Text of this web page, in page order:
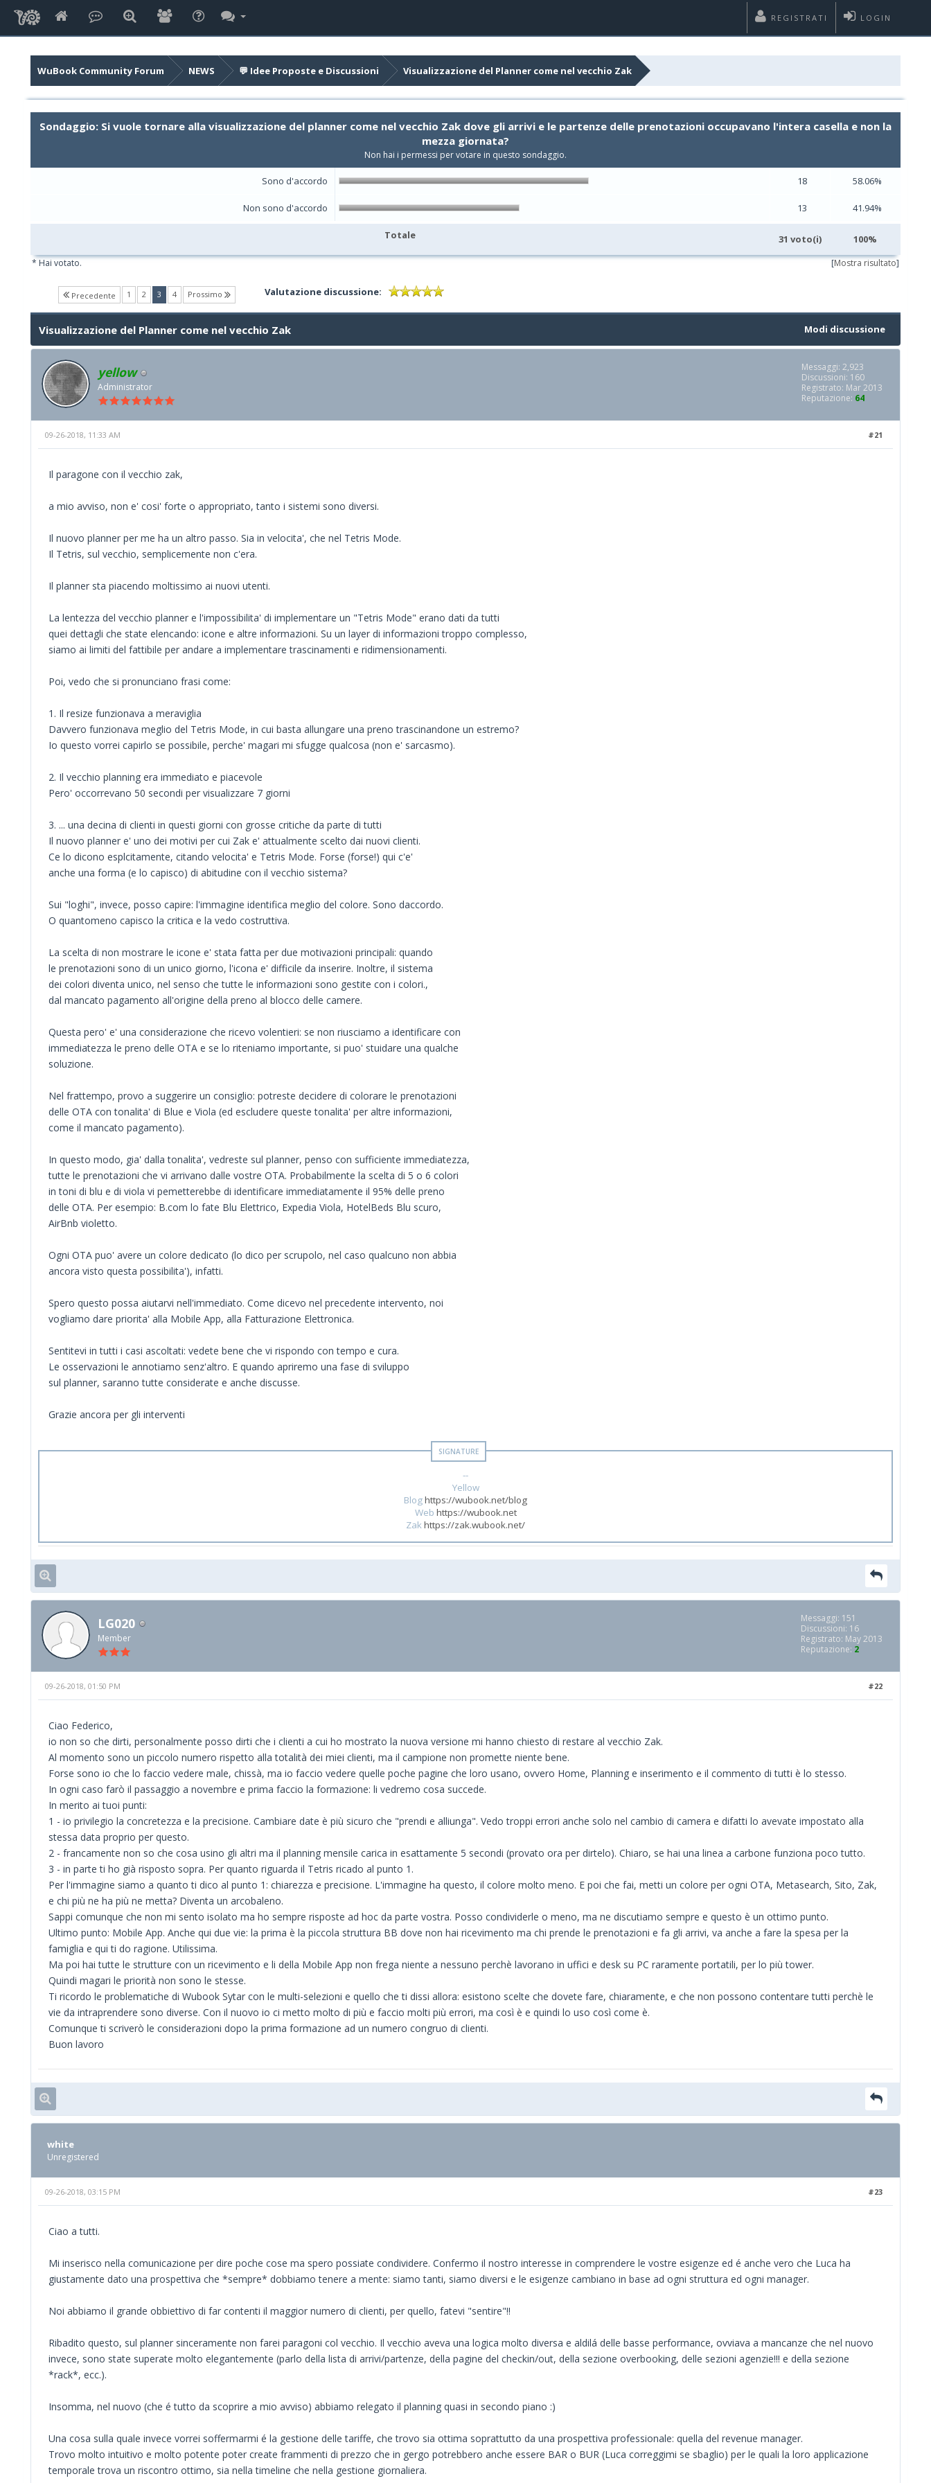
LOGIN
REGISTRATI
WuBook Community Forum NEWS 💬 Idee Proposte e Discussioni Visualizzazione del Planner come nel vecchio Zak
Sondaggio: Si vuole tornare alla visualizzazione del planner come nel vecchio Zak dove gli arrivi e le partenze delle prenotazioni occupavano l'intera casella e non la
mezza giornata?
Non hai i permessi per votare in questo sondaggio.
Sono d'accordo 18 58.06%
Non sono d'accordo 13 41.94%
Totale 31 voto(i) 100%
* Hai votato. [Mostra risultato]
Precedente 1 2 3(current)
4 Prossimo Valutazione discussione:
Modi discussione
Visualizzazione del Planner come nel vecchio Zak
yellow
Administrator
Messaggi: 2,923
Discussioni: 160
Registrato: Mar 2013
Reputazione: 64
#21
09-26-2018, 11:33 AM
Il paragone con il vecchio zak,
a mio avviso, non e' cosi' forte o appropriato, tanto i sistemi sono diversi.
Il nuovo planner per me ha un altro passo. Sia in velocita', che nel Tetris Mode.
Il Tetris, sul vecchio, semplicemente non c'era.
Il planner sta piacendo moltissimo ai nuovi utenti.
La lentezza del vecchio planner e l'impossibilita' di implementare un "Tetris Mode" erano dati da tutti
quei dettagli che state elencando: icone e altre informazioni. Su un layer di informazioni troppo complesso,
siamo ai limiti del fattibile per andare a implementare trascinamenti e ridimensionamenti.
Poi, vedo che si pronunciano frasi come:
1. Il resize funzionava a meraviglia
Davvero funzionava meglio del Tetris Mode, in cui basta allungare una preno trascinandone un estremo?
Io questo vorrei capirlo se possibile, perche' magari mi sfugge qualcosa (non e' sarcasmo).
2. Il vecchio planning era immediato e piacevole
Pero' occorrevano 50 secondi per visualizzare 7 giorni
3. ... una decina di clienti in questi giorni con grosse critiche da parte di tutti
Il nuovo planner e' uno dei motivi per cui Zak e' attualmente scelto dai nuovi clienti.
Ce lo dicono esplcitamente, citando velocita' e Tetris Mode. Forse (forse!) qui c'e'
anche una forma (e lo capisco) di abitudine con il vecchio sistema?
Sui "loghi", invece, posso capire: l'immagine identifica meglio del colore. Sono daccordo.
O quantomeno capisco la critica e la vedo costruttiva.
La scelta di non mostrare le icone e' stata fatta per due motivazioni principali: quando
le prenotazioni sono di un unico giorno, l'icona e' difficile da inserire. Inoltre, il sistema
dei colori diventa unico, nel senso che tutte le informazioni sono gestite con i colori.,
dal mancato pagamento all'origine della preno al blocco delle camere.
Questa pero' e' una considerazione che ricevo volentieri: se non riusciamo a identificare con
immediatezza le preno delle OTA e se lo riteniamo importante, si puo' stuidare una qualche
soluzione.
Nel frattempo, provo a suggerire un consiglio: potreste decidere di colorare le prenotazioni
delle OTA con tonalita' di Blue e Viola (ed escludere queste tonalita' per altre informazioni,
come il mancato pagamento).
In questo modo, gia' dalla tonalita', vedreste sul planner, penso con sufficiente immediatezza,
tutte le prenotazioni che vi arrivano dalle vostre OTA. Probabilmente la scelta di 5 o 6 colori
in toni di blu e di viola vi pemetterebbe di identificare immediatamente il 95% delle preno
delle OTA. Per esempio: B.com lo fate Blu Elettrico, Expedia Viola, HotelBeds Blu scuro,
AirBnb violetto.
Ogni OTA puo' avere un colore dedicato (lo dico per scrupolo, nel caso qualcuno non abbia
ancora visto questa possibilita'), infatti.
Spero questo possa aiutarvi nell'immediato. Come dicevo nel precedente intervento, noi
vogliamo dare priorita' alla Mobile App, alla Fatturazione Elettronica.
Sentitevi in tutti i casi ascoltati: vedete bene che vi rispondo con tempo e cura.
Le osservazioni le annotiamo senz'altro. E quando apriremo una fase di sviluppo
sul planner, saranno tutte considerate e anche discusse.
Grazie ancora per gli interventi
--
Yellow
Bloghttps://wubook.net/blog
Web https://wubook.net
Zakhttps://zak.wubook.net/
LG020
Member
Messaggi: 151
Discussioni: 16
Registrato: May 2013
Reputazione: 2
#22
09-26-2018, 01:50 PM
Ciao Federico,
io non so che dirti, personalmente posso dirti che i clienti a cui ho mostrato la nuova versione mi hanno chiesto di restare al vecchio Zak.
Al momento sono un piccolo numero rispetto alla totalità dei miei clienti, ma il campione non promette niente bene.
Forse sono io che lo faccio vedere male, chissà, ma io faccio vedere quelle poche pagine che loro usano, ovvero Home, Planning e inserimento e il commento di tutti è lo stesso.
In ogni caso farò il passaggio a novembre e prima faccio la formazione: li vedremo cosa succede.
In merito ai tuoi punti:
1 - io privilegio la concretezza e la precisione. Cambiare date è più sicuro che "prendi e alliunga". Vedo troppi errori anche solo nel cambio di camera e difatti lo avevate impostato alla
stessa data proprio per questo.
2 - francamente non so che cosa usino gli altri ma il planning mensile carica in esattamente 5 secondi (provato ora per dirtelo). Chiaro, se hai una linea a carbone funziona poco tutto.
3 - in parte ti ho già risposto sopra. Per quanto riguarda il Tetris ricado al punto 1.
Per l'immagine siamo a quanto ti dico al punto 1: chiarezza e precisione. L'immagine ha questo, il colore molto meno. E poi che fai, metti un colore per ogni OTA, Metasearch, Sito, Zak,
e chi più ne ha più ne metta? Diventa un arcobaleno.
Sappi comunque che non mi sento isolato ma ho sempre risposte ad hoc da parte vostra. Posso condividerle o meno, ma ne discutiamo sempre e questo è un ottimo punto.
Ultimo punto: Mobile App. Anche qui due vie: la prima è la piccola struttura BB dove non hai ricevimento ma chi prende le prenotazioni e fa gli arrivi, va anche a fare la spesa per la
famiglia e qui ti do ragione. Utilissima.
Ma poi hai tutte le strutture con un ricevimento e li della Mobile App non frega niente a nessuno perchè lavorano in uffici e desk su PC raramente portatili, per lo più tower.
Quindi magari le priorità non sono le stesse.
Ti ricordo le problematiche di Wubook Sytar con le multi-selezioni e quello che ti dissi allora: esistono scelte che dovete fare, chiaramente, e che non possono contentare tutti perchè le
vie da intraprendere sono diverse. Con il nuovo io ci metto molto di più e faccio molti più errori, ma così è e quindi lo uso così come è.
Comunque ti scriverò le considerazioni dopo la prima formazione ad un numero congruo di clienti.
Buon lavoro
white
Unregistered
#23
09-26-2018, 03:15 PM
Ciao a tutti.
Mi inserisco nella comunicazione per dire poche cose ma spero possiate condividere. Confermo il nostro interesse in comprendere le vostre esigenze ed é anche vero che Luca ha
giustamente dato una prospettiva che *sempre* dobbiamo tenere a mente: siamo tanti, siamo diversi e le esigenze cambiano in base ad ogni struttura ed ogni manager.
Noi abbiamo il grande obbiettivo di far contenti il maggior numero di clienti, per quello, fatevi "sentire"!!
Ribadito questo, sul planner sinceramente non farei paragoni col vecchio. Il vecchio aveva una logica molto diversa e aldilá delle basse performance, ovviava a mancanze che nel nuovo
invece, sono state superate molto elegantemente (parlo della lista di arrivi/partenze, della pagine del checkin/out, della sezione overbooking, delle sezioni agenzie!!! e della sezione
*rack*, ecc.).
Insomma, nel nuovo (che é tutto da scoprire a mio avviso) abbiamo relegato il planning quasi in secondo piano :)
Una cosa sulla quale invece vorrei soffermarmi é la gestione delle tariffe, che trovo sia ottima soprattutto da una prospettiva professionale: quella del revenue manager.
Trovo molto intuitivo e molto potente poter create frammenti di prezzo che in gergo potrebbero anche essere BAR o BUR (Luca correggimi se sbaglio) per le quali la loro applicazione
temporale trova un riscontro ottimo, sia nella timeline che nella gestione giornaliera.